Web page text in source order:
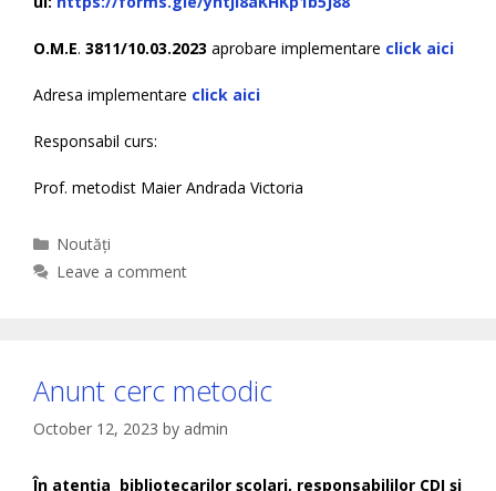
O.M.E. 3811/10.03.2023 aprobare implementare click aici
Adresa implementare click aici
Responsabil curs:
Prof. metodist Maier Andrada Victoria
Categories
Noutăți
Leave a comment
Anunt cerc metodic
October 12, 2023 by admin
În atenţia bibliotecarilor şcolari, responsabililor CDI și